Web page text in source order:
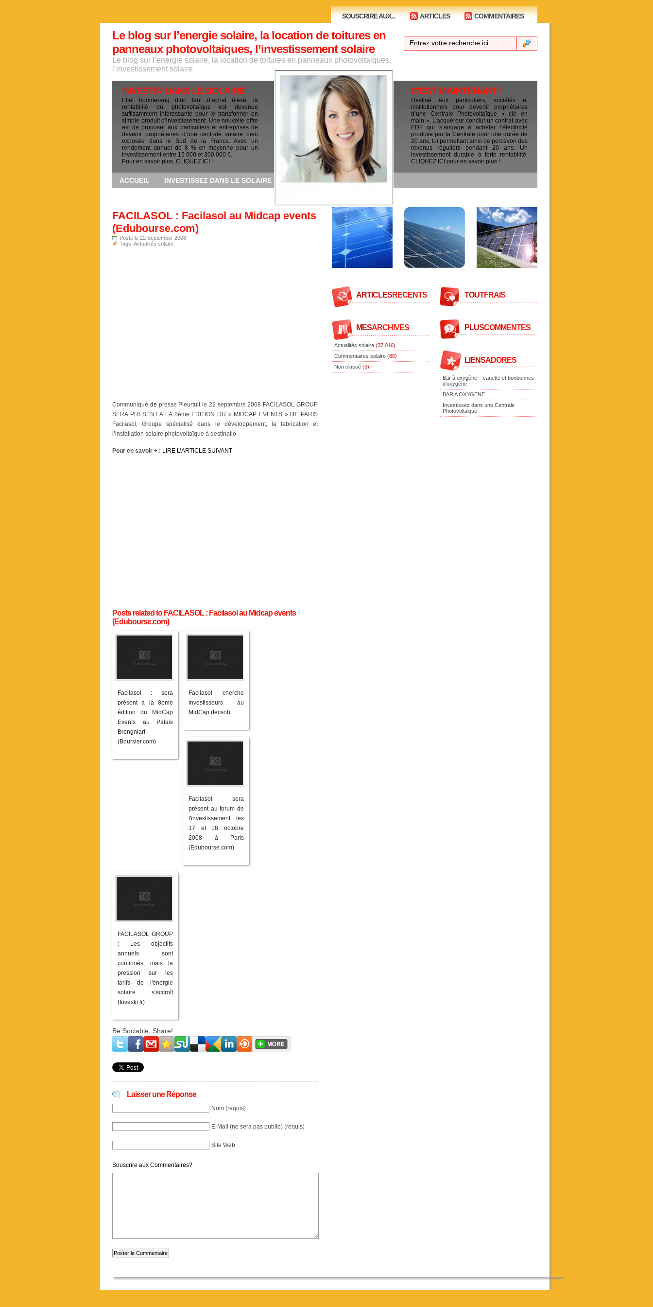
SOUSCRIRE AUX... ARTICLES COMMENTAIRES
Le blog sur l’energie solaire, la location de toitures en
panneaux photovoltaiques, l’investissement solaire
Le blog sur l’energie solaire, la location de toitures en panneaux photovoltaiques,
l’investissement solaire
INVESTIR DANS LE SOLAIRE
Effet boomerang d’un tarif d’achat élevé, la
rentabilité du photovoltaïque est devenue
suffisamment intéressante pour le transformer en
simple produit d’investissement. Une nouvelle offre
est de proposer aux particuliers et entreprises de
devenir propriétaires d’une centrale solaire bien
exposée dans le Sud de la France. Avec un
rendement annuel de 8 % en moyenne pour un
investissement entre 15 000 et 300 000 €.
Pour en savoir plus, CLIQUEZ ICI !
ACCUEIL INVESTISSEZ DANS LE SOLAIRE
C'EST MAINTENANT !
Destiné aux particuliers, sociétés et
institutionnels pour devenir propriétaires
d’une Centrale Photovoltaïque « clé en
main ». L’acquéreur conclut un contrat avec
EDF qui s’engage à acheter l’électricité
produite par la Centrale pour une durée de
20 ans, lui permettant ainsi de percevoir des
revenus réguliers pendant 20 ans. Un
investissement durable à forte rentabilité.
CLIQUEZ ICI pour en savoir plus !
FACILASOL : Facilasol au Midcap events
(Edubourse.com)
Posté le 22 September 2008
Tags: Actualités solaire
Communiqué de presse Pleurtuit le 22 septembre 2008 FACILASOL GROUP
SERA PRESENT A LA 8ème EDITION DU « MIDCAP EVENTS » DE PARIS
Facilasol, Groupe spécialisé dans le développement, la fabrication et
l’installation solaire photovoltaïque à destinatio
Pour en savoir + : LIRE L’ARTICLE SUIVANT
Posts related to FACILASOL : Facilasol au Midcap events
(Edubourse.com)
Facilasol : sera
présent à la 8ème
édition du MidCap
Events au Palais
Brongniart
(Boursier.com)
Facilasol cherche
investisseurs au
MidCap (tecsol)
Facilasol sera
présent au forum de
l'investissement les
17 et 18 octobre
2008 à Paris
(Edubourse.com)
FACILASOL GROUP
: Les objectifs
annuels sont
confirmés, mais la
pression sur les
tarifs de l'énergie
solaire s'accroît
(Investir.fr)
Be Sociable, Share!
Laisser une Réponse
Nom (requis)
E-Mail (ne sera pas publié) (requis)
Site Web
Souscrire aux Commentaires?
ARTICLESRECENTS
MESARCHIVES
Actualités solaire (37,016)
Commentaires solaire (80)
Non classé (3)
TOUTFRAIS
PLUSCOMMENTES
LIENSADORES
Bar à oxygène – canette et bonbonnes
d’oxygène
BAR A OXYGENE
Investissez dans une Centrale
Photovoltaique